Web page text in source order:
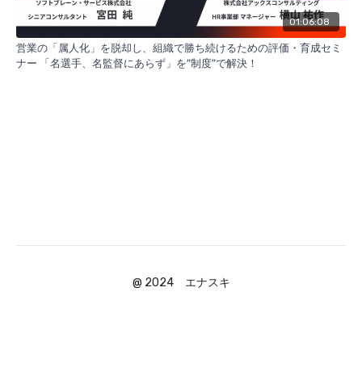
01:06:08
営業の「属人化」を脱却し、組織で勝ち続けるための評価・育成セミ
ナー 「名選手、名監督にあらず」を”制度”で解決！
@ 2024 エナスキ